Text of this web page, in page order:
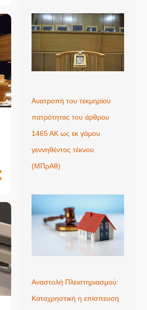
Ανατροπή του τεκμηρίου
πατρότητας του άρθρου
1465 ΑΚ ως εκ γάμου
γεννηθέντος τέκνου
(MΠρΑθ)
Αναστολή Πλειστηριασμού:
Καταχρηστική η επίσπευση